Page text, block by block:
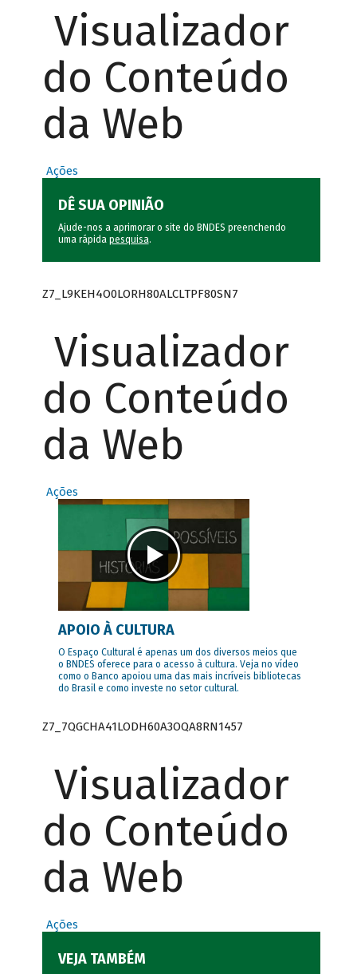
Visualizador
do Conteúdo
da Web
Ações
DÊ SUA OPINIÃO
Ajude-nos a aprimorar o site do BNDES preenchendo
uma rápida pesquisa.
Z7_L9KEH4O0LORH80ALCLTPF80SN7
Visualizador
do Conteúdo
da Web
Ações
APOIO À CULTURA
O Espaço Cultural é apenas um dos diversos meios que
o BNDES oferece para o acesso à cultura. Veja no vídeo
como o Banco apoiou uma das mais incríveis bibliotecas
do Brasil e como investe no setor cultural.
Z7_7QGCHA41LODH60A3OQA8RN1457
Visualizador
do Conteúdo
da Web
Ações
VEJA TAMBÉM